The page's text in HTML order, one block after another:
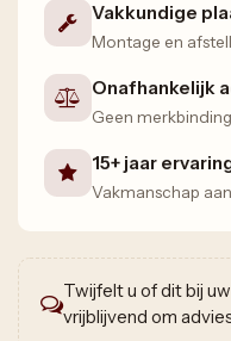
Vakkundige
Montage en
Onafhankelijk
Geen
15+ jaar
Vakmanschap
Twijfelt u of dit bij
vrijblijvend om